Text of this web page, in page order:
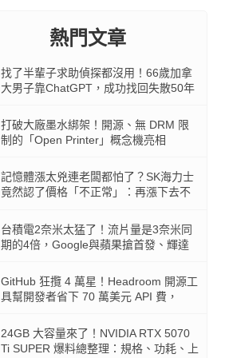
熱門文章
找了半輩子求助偵探都沒用！66歲加拿
大男子靠ChatGPT，成功找回失散50年
打破大廠墨水綁架！開源、無 DRM 限
制的「Open Printer」概念機亮相
記憶體漲太兇連老闆都怕了？SK海力士
竟然認了價格「不正常」：再漲下去不
台積電2奈米太猛了！流片量是3奈米同
期的4倍，Google與蘋果搶首發、輝達
GitHub 狂攬 4 萬星！Headroom 開源工
具幫開發者省下 70 萬美元 API 費，
24GB 大容量來了！NVIDIA RTX 5070
Ti SUPER 爆料總整理：規格、功耗、上